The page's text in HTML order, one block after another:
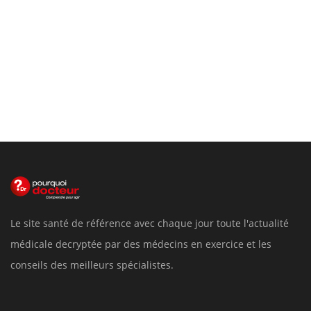
Le site santé de référence avec chaque jour toute l'actualité
médicale decryptée par des médecins en exercice et les
conseils des meilleurs spécialistes.